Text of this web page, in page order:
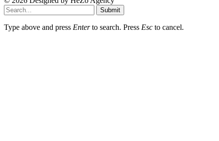
Submit
Type above and press Enterto search. Press Esc to cancel.